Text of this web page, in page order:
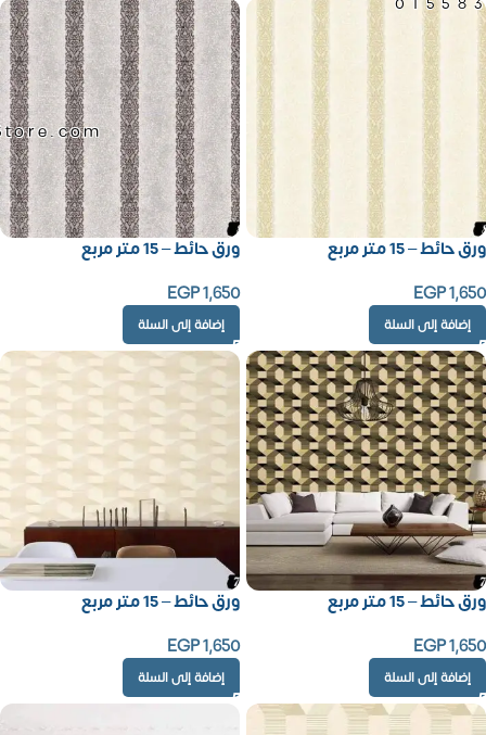
ورق حائط – 15 متر مربع
EGP1,650
إضافة إلى السلة
ورق حائط – 15 متر مربع
EGP1,650
إضافة إلى السلة
ورق حائط – 15 متر مربع
EGP1,650
إضافة إلى السلة
ورق حائط – 15 متر مربع
EGP1,650
إضافة إلى السلة